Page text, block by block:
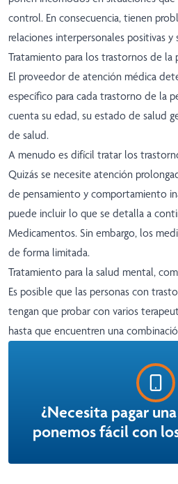
control. En consecuencia, tienen
relaciones interpersonales positivas y
Tratamiento para los trastornos de la
El proveedor de atención médica
específico para cada trastorno de la
cuenta su edad, su estado de salud
de salud.
A menudo es difícil tratar los
Quizás se necesite atención
de pensamiento y comportamiento
puede incluir lo que se detalla a
Medicamentos. Sin embargo, los
de forma limitada.
Tratamiento para la salud mental,
Es posible que las personas con
tengan que probar con varios
hasta que encuentren una
¿Necesita pagar
ponemos fácil con